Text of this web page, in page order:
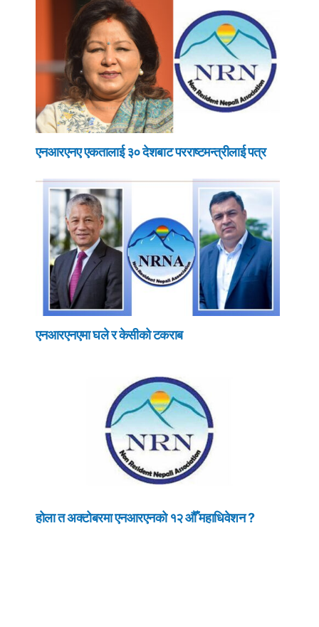
एनआरएनए एकतालाई ३० देशबाट परराष्टमन्त्रीलाई पत्र
एनआरएनएमा घले र केसीको टकराब
होला त अक्टोबरमा एनआरएनको १२ औँ महाधिवेशन ?